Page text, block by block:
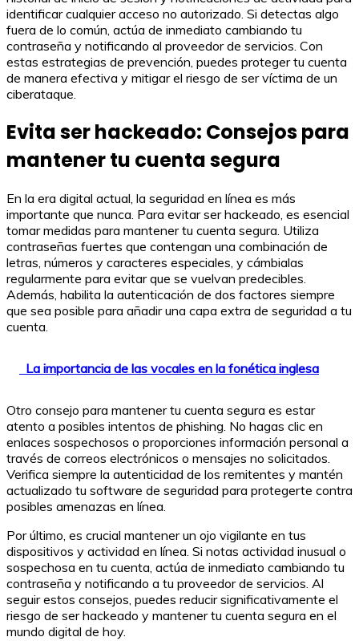
identificar cualquier acceso no autorizado. Si detectas algo
fuera de lo común, actúa de inmediato cambiando tu
contraseña y notificando al proveedor de servicios. Con
estas estrategias de prevención, puedes proteger tu cuenta
de manera efectiva y mitigar el riesgo de ser víctima de un
ciberataque.
Evita ser hackeado: Consejos para
mantener tu cuenta segura
En la era digital actual, la seguridad en línea es más
importante que nunca. Para evitar ser hackeado, es esencial
tomar medidas para mantener tu cuenta segura. Utiliza
contraseñas fuertes que contengan una combinación de
letras, números y caracteres especiales, y cámbialas
regularmente para evitar que se vuelvan predecibles.
Además, habilita la autenticación de dos factores siempre
que sea posible para añadir una capa extra de seguridad a tu
cuenta.
La importancia de las vocales en la fonética inglesa
Otro consejo para mantener tu cuenta segura es estar
atento a posibles intentos de phishing. No hagas clic en
enlaces sospechosos o proporciones información personal a
través de correos electrónicos o mensajes no solicitados.
Verifica siempre la autenticidad de los remitentes y mantén
actualizado tu software de seguridad para protegerte contra
posibles amenazas en línea.
Por último, es crucial mantener un ojo vigilante en tus
dispositivos y actividad en línea. Si notas actividad inusual o
sospechosa en tu cuenta, actúa de inmediato cambiando tu
contraseña y notificando a tu proveedor de servicios. Al
seguir estos consejos, puedes reducir significativamente el
riesgo de ser hackeado y mantener tu cuenta segura en el
mundo digital de hoy.